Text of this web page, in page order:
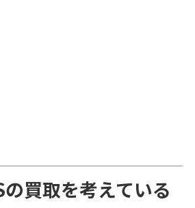
買取を考えている